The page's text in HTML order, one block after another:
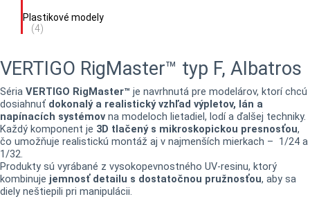
Plastikové modely
(4)
VERTIGO RigMaster™ typ F, Albatros
Séria VERTIGO RigMaster™ je navrhnutá pre modelárov, ktorí chcú
dosiahnuť dokonalý a realistický vzhľad výpletov, lán a
napínacích systémov na modeloch lietadiel, lodí a ďalšej techniky.
Každý komponent je 3D tlačený s mikroskopickou presnosťou,
čo umožňuje realistickú montáž aj v najmenších mierkach – 1/24 a
1/32.
Produkty sú vyrábané z vysokopevnostného UV-resinu, ktorý
kombinuje jemnosť detailu s dostatočnou pružnosťou, aby sa
diely neštiepili pri manipulácii.